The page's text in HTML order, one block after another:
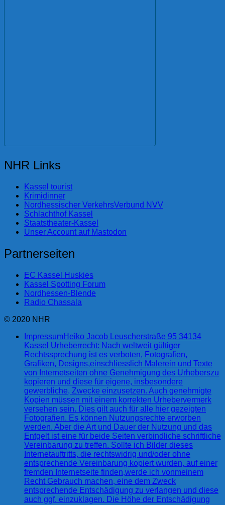
NHR Links
Kassel tourist
Krimidinner
Nordhessischer VerkehrsVerbund NVV
Schlachthof Kassel
Staatstheater-Kassel
Unser Account auf Mastodon
Partnerseiten
EC Kassel Huskies
Kassel Spotting Forum
Nordhessen-Blende
Radio Chassala
© 2020 NHR
ImpressumHeiko Jacob Leuscherstraße 95 34134
Kassel Urheberrecht: Nach weltweit gültiger
Rechtssprechung ist es verboten, Fotografien,
Grafiken, Designs,einschliesslich Malerein und Texte
von Internetseiten ohne Genehmigung des Urheberszu
kopieren und diese für eigene, insbesondere
gewerbliche, Zwecke einzusetzen. Auch genehmigte
Kopien müssen mit einem korrekten Urhebervermerk
versehen sein. Dies gilt auch für alle hier gezeigten
Fotografien. Es können Nutzungsrechte erworben
werden. Aber die Art und Dauer der Nutzung und das
Entgelt ist eine für beide Seiten verbindliche schriftliche
Vereinbarung zu treffen. Sollte ich Bilder dieses
Internetauftritts, die rechtswidrig und/oder ohne
entsprechende Vereinbarung kopiert wurden, auf einer
fremden Internetseite finden,werde ich vonmeinem
Recht Gebrauch machen, eine dem Zweck
entsprechende Entschädigung zu verlangen und diese
auch ggf. einzuklagen. Die Höhe der Entschädigung